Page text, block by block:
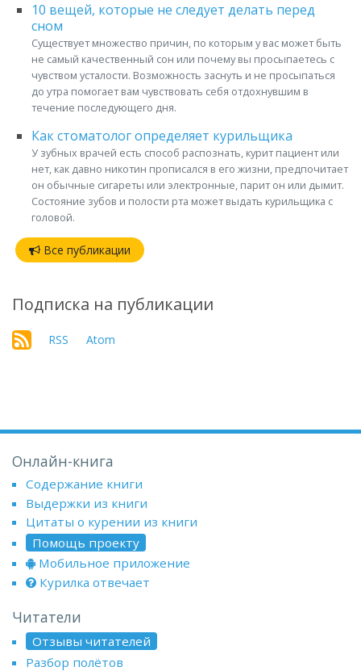
10 вещей, которые не следует делать перед
сном
Существует множество причин, по которым у вас может быть
не самый качественный сон или почему вы просыпаетесь с
чувством усталости. Возможность заснуть и не просыпаться
до утра помогает вам чувствовать себя отдохнувшим в
течение последующего дня.
Как стоматолог определяет курильщика
У зубных врачей есть способ распознать, курит пациент или
нет, как давно никотин прописался в его жизни, предпочитает
он обычные сигареты или электронные, парит он или дымит.
Состояние зубов и полости рта может выдать курильщика с
головой.
Все публикации
Подписка на публикации
RSS Atom
Онлайн-книга
Содержание книги
Выдержки из книги
Цитаты о курении из книги
Помощь проекту
Мобильное приложение
Курилка отвечает
Читатели
Отзывы читателей
Разбор полётов